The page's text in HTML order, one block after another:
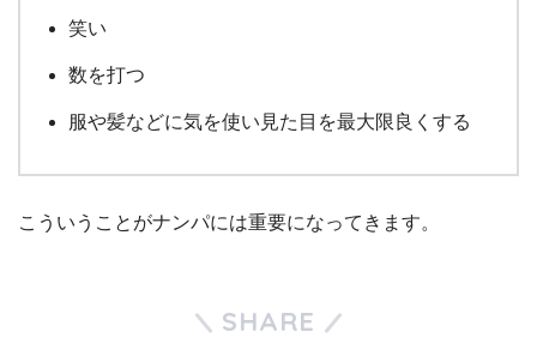
笑い
数を打つ
服や髪などに気を使い見た目を最大限良くする
こういうことがナンパには重要になってきます。
SHARE